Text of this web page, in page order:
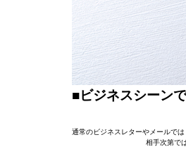
■ビジネスシーン
通常のビジネスレターやメールで
相手次第で